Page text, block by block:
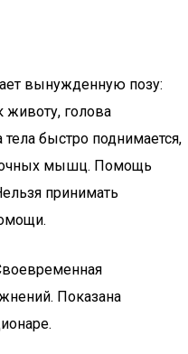
вынужденную позу:
животу, голова
тела быстро поднимается,
мышц. Помощь
принимать
Показана